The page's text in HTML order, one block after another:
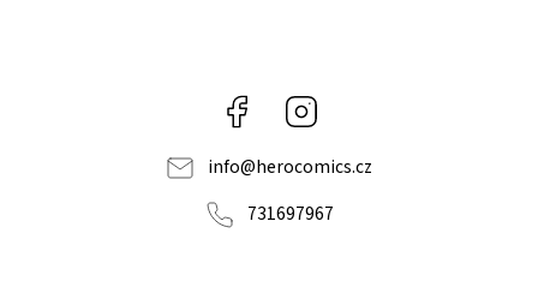
Facebook
info@herocomics.cz
731697967